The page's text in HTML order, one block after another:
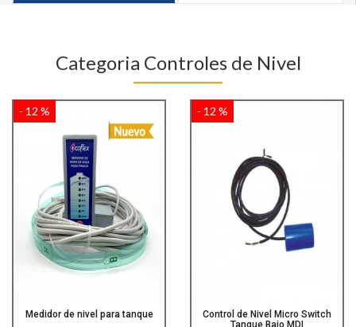
Categoria Controles de Nivel
Medidor de nivel para tanque
- 12 %
Control de Nivel Micro Switch
Tanque Bajo MDI
- 12 %